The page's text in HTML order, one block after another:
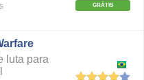
GRÁTIS
luta para